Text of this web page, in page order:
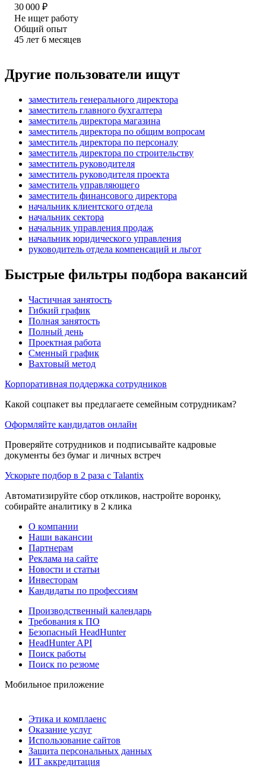
30 000 ₽
Не ищет работу
Общий опыт
45 лет 6 месяцев
Другие пользователи ищут
заместитель генерального директора
заместитель главного бухгалтера
заместитель директора магазина
заместитель директора по общим вопросам
заместитель директора по персоналу
заместитель директора по строительству
заместитель руководителя
заместитель руководителя проекта
заместитель управляющего
заместитель финансового директора
начальник клиентского отдела
начальник сектора
начальник управления продаж
начальник юридического управления
руководитель отдела компенсаций и льгот
Быстрые фильтры подбора вакансий
Частичная занятость
Гибкий график
Полная занятость
Полный день
Проектная работа
Сменный график
Вахтовый метод
Корпоративная поддержка сотрудников
Какой соцпакет вы предлагаете семейным сотрудникам?
Оформляйте кандидатов онлайн
Проверяйте сотрудников и подписывайте кадровые
документы без бумаг и личных встреч
Ускорьте подбор в 2 раза с Talantix
Автоматизируйте сбор откликов, настройте воронку,
собирайте аналитику в 2 клика
О компании
Наши вакансии
Партнерам
Реклама на сайте
Новости и статьи
Инвесторам
Кандидаты по профессиям
Производственный календарь
Требования к ПО
Безопасный HeadHunter
HeadHunter API
Поиск работы
Поиск по резюме
Мобильное приложение
Этика и комплаенс
Оказание услуг
Использование сайтов
Защита персональных данных
ИТ аккредитация